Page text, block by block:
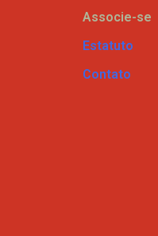
Associe-se
Estatuto
Contato